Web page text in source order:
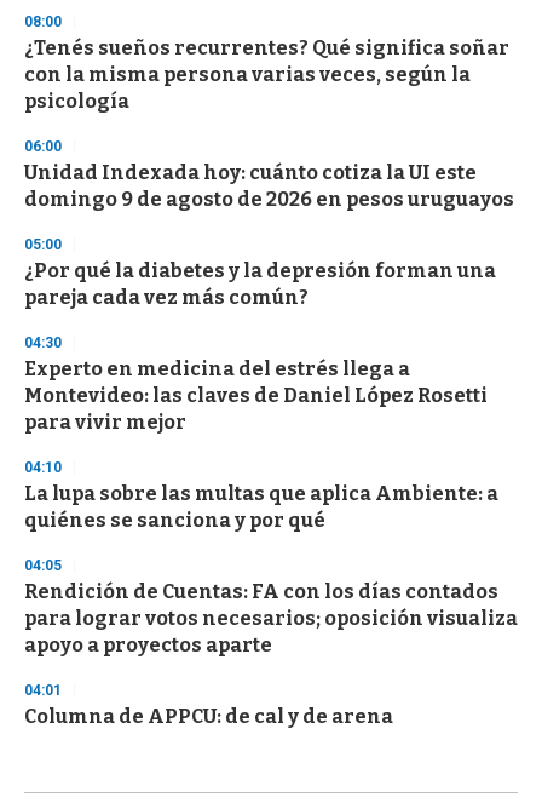
3
s
e
c
o
d
s
08:00
¿Tenés sueños recurrentes? Qué significa soñar
con la misma persona varias veces, según la
psicología
06:00
Unidad Indexada hoy: cuánto cotiza la UI este
domingo 9 de agosto de 2026 en pesos uruguayos
05:00
¿Por qué la diabetes y la depresión forman una
pareja cada vez más común?
04:30
Experto en medicina del estrés llega a
Montevideo: las claves de Daniel López Rosetti
para vivir mejor
04:10
La lupa sobre las multas que aplica Ambiente: a
quiénes se sanciona y por qué
04:05
Rendición de Cuentas: FA con los días contados
para lograr votos necesarios; oposición visualiza
apoyo a proyectos aparte
04:01
Columna de APPCU: de cal y de arena